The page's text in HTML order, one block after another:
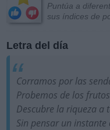
Puntúa a
sus índices de
Letra del día
Corramos por las
Probemos de los
Descubre la riqueza a
Sin pensar un instante